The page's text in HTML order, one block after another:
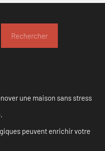
Rechercher
une maison sans stress
peuvent enrichir votre